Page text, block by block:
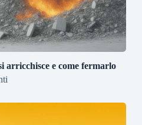
e come fermarlo